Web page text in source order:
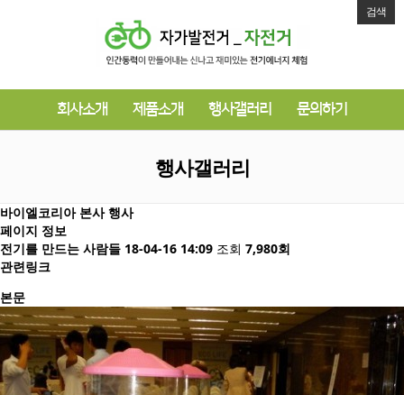
검색
회사소개 제품소개 행사갤러리 문의하기
행사갤러리
바이엘코리아 본사 행사
페이지 정보
전기를 만드는 사람들 18-04-16 14:09 조회 7,980회
관련링크
본문